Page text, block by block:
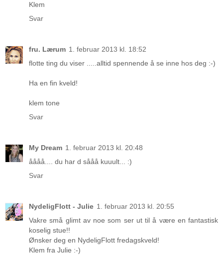
Klem
Svar
fru. Lærum 1. februar 2013 kl. 18:52
flotte ting du viser .....alltid spennende å se inne hos deg :-)
Ha en fin kveld!
klem tone
Svar
My Dream 1. februar 2013 kl. 20:48
åååå.... du har d sååå kuuult... :)
Svar
NydeligFlott - Julie 1. februar 2013 kl. 20:55
Vakre små glimt av noe som ser ut til å være en fantastisk
koselig stue!!
Ønsker deg en NydeligFlott fredagskveld!
Klem fra Julie :-)